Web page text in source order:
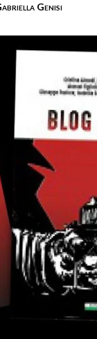
Genisi